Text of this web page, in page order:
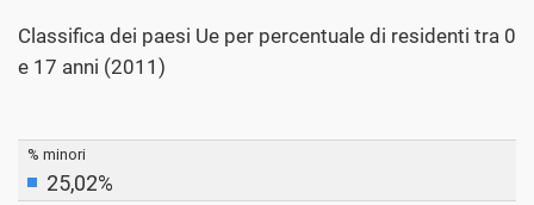
Classifica dei paesi Ue per percentuale di residenti tra 0
e 17 anni (2011)